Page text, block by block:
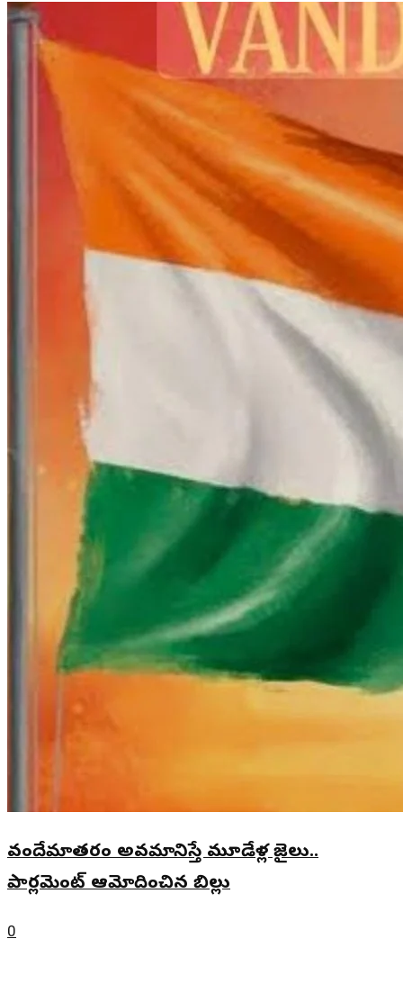
వందేమాతరం అవమానిస్తే మూడేళ్ల జైలు..
పార్లమెంట్ ఆమోదించిన బిల్లు
0